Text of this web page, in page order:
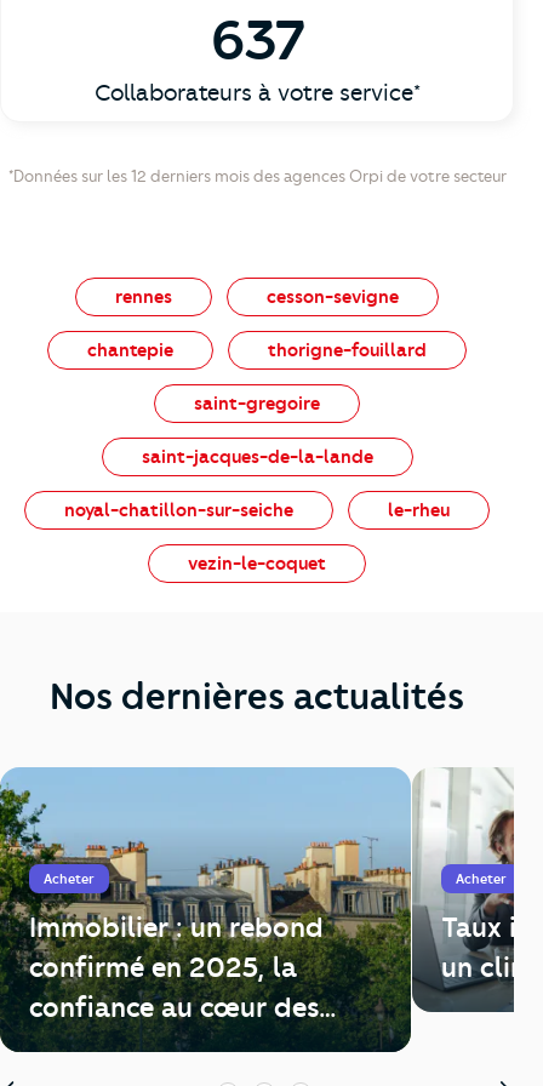
637
Collaborateurs à votre service*
*Données sur les 12 derniers mois des agences Orpi de votre secteur
rennes cesson-sevigne
chantepie thorigne-fouillard
saint-gregoire
saint-jacques-de-la-lande
noyal-chatillon-sur-seiche le-rheu
vezin-le-coquet
Nos dernières actualités
Acheter
Immobilier : un rebond
confirmé en 2025, la
confiance au cœur des
enjeux de 2026
Acheter
Taux
un